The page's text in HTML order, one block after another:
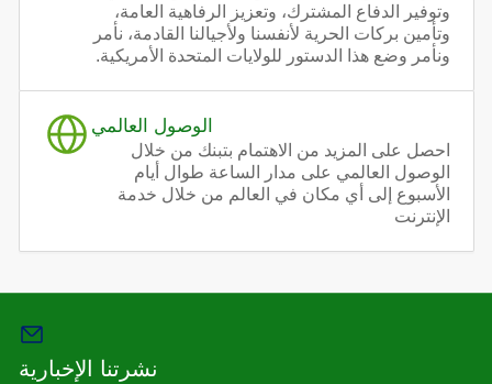
وتوفير الدفاع المشترك، وتعزيز الرفاهية العامة،
وتأمين بركات الحرية لأنفسنا ولأجيالنا القادمة، نأمر
ونأمر وضع هذا الدستور للولايات المتحدة الأمريكية.
الوصول العالمي
احصل على المزيد من الاهتمام بتبنك من خلال
الوصول العالمي على مدار الساعة طوال أيام
الأسبوع إلى أي مكان في العالم من خلال خدمة
الإنترنت
نشرتنا الإخبارية